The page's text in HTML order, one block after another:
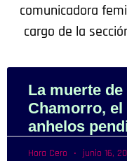
comunicadora
cargo de la
La muerte
Chamorro,
anhelos
Hora Cero junio 16,